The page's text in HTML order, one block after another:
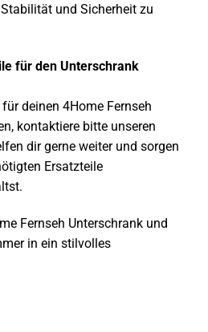
und Sicherheit zu
für den Unterschrank
deinen 4Home Fernseh
kontaktiere bitte unseren
dir gerne weiter und sorgen
Ersatzteile
Fernseh Unterschrank und
in ein stilvolles